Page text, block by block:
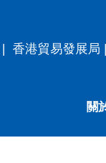
香港貿易發展局
關